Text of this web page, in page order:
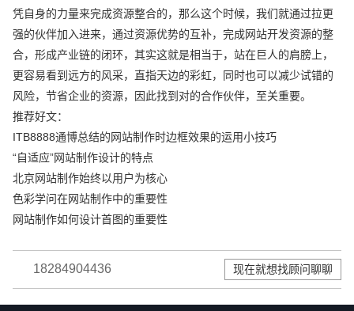
凭自身的力量来完成资源整合的，那么这个时候，我们就通过拉更
强的伙伴加入进来，通过资源优势的互补，完成网站开发资源的整
合，形成产业链的闭环，其实这就是相当于，站在巨人的肩膀上，
更容易看到远方的风采，直指天边的彩虹，同时也可以减少试错的
风险，节省企业的资源，因此找到对的合作伙伴，至关重要。
推荐好文：
ITB8888通博总结的网站制作时边框效果的运用小技巧
“自适应”网站制作设计的特点
北京网站制作始终以用户为核心
色彩学问在网站制作中的重要性
网站制作如何设计首图的重要性
18284904436 现在就想找顾问聊聊